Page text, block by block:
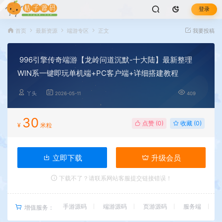
登录
首页 最新资源 端游专区 正文 我要投稿
996引擎传奇端游【龙岭问道沉默-十大陆】最新整理
WIN系一键即玩单机端+PC客户端+详细搭建教程
丫头 2026-05-11 409
¥ 30 米粒 点赞 (0) 收藏 (0)
立即下载 升级会员
下载不了？请联系网站客服提交链接错误！
增值服务： 手游源码 端游源码 页游源码 服务端